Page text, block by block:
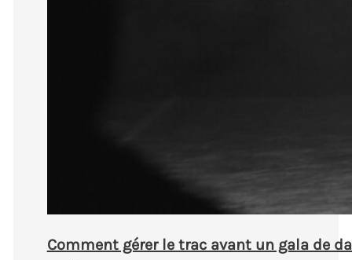
Comment gérer le trac avant un gala de